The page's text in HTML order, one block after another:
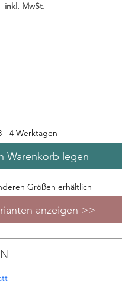
inkl. MwSt.
- 4 Werktagen
Warenkorb legen
Größen erhältlich
anzeigen >>